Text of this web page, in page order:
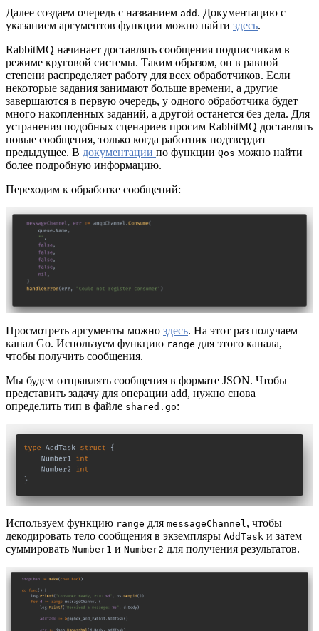
Далее создаем очередь с названием add . Документацию с
указанием аргументов функции можно найти здесь.
RabbitMQ начинает доставлять сообщения подписчикам в
режиме круговой системы. Таким образом, он в равной
степени распределяет работу для всех обработчиков. Если
некоторые задания занимают больше времени, а другие
завершаются в первую очередь, у одного обработчика будет
много накопленных заданий, а другой останется без дела. Для
устранения подобных сценариев просим RabbitMQ доставлять
новые сообщения, только когда работник подтвердит
предыдущее. В документации по функции Qos можно найти
более подробную информацию.
Переходим к обработке сообщений:
Просмотреть аргументы можно здесь. На этот раз получаем
канал Go. Используем функцию range для этого канала,
чтобы получить сообщения.
Мы будем отправлять сообщения в формате JSON. Чтобы
представить задачу для операции add, нужно снова
определить тип в файле shared.go:
Используем функцию range для messageChannel, чтобы
декодировать тело сообщения в экземпляры AddTask и затем
суммировать Number1 и Number2 для получения результатов.